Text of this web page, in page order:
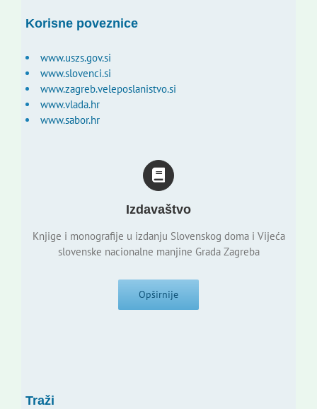
Korisne poveznice
www.uszs.gov.si
www.slovenci.si
www.zagreb.veleposlanistvo.si
www.vlada.hr
www.sabor.hr
Izdavaštvo
Knjige i monografije u izdanju Slovenskog doma i Vijeća
slovenske nacionalne manjine Grada Zagreba
Opširnije
Traži